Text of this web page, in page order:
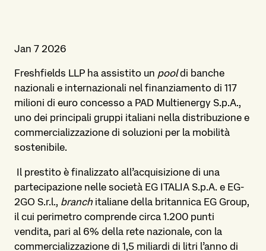
Jan 7 2026
Freshfields LLP ha assistito un pooldi banche
nazionali e internazionali nel finanziamento di 117
milioni di euro concesso a PAD Multienergy S.p.A.,
uno dei principali gruppi italiani nella distribuzione e
commercializzazione di soluzioni per la mobilità
sostenibile.
Il prestito è finalizzato all’acquisizione di una
partecipazione nelle società EG ITALIA S.p.A. e EG-
2GO S.r.l., branch italiane della britannica EG Group,
il cui perimetro comprende circa 1.200 punti
vendita, pari al 6% della rete nazionale, con la
commercializzazione di 1,5 miliardi di litri l’anno di